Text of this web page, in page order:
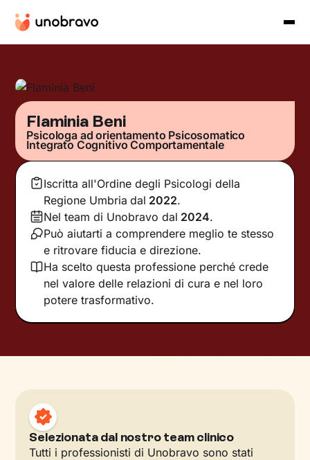
Flaminia Beni
Psicologa ad orientamento Psicosomatico
Integrato Cognitivo Comportamentale
Iscritta all'Ordine degli Psicologi della
Regione Umbria dal 2022.
Nel team di Unobravo dal 2024.
Può aiutarti a comprendere meglio te stesso
e ritrovare fiducia e direzione.
Ha scelto questa professione perché crede
nel valore delle relazioni di cura e nel loro
potere trasformativo.
Selezionata dal nostro team clinico
Tutti i professionisti di Unobravo sono stati